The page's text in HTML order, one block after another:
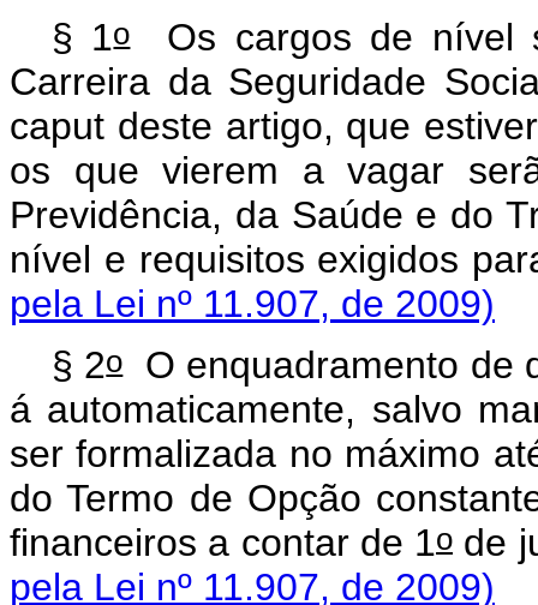
§ 1oOs cargos de nível
Carreira da Seguridade
caput deste artigo, que
os que vierem a vagar
Previdência, da Saúde e do
nível e requisitos
pela Lei nº 11.907, de 2009)
§ 2oO enquadramento de
á automaticamente, salvo
ser formalizada no máximo
do Termo de Opção
financeiros a contar de 1o
pela Lei nº 11.907, de 2009)